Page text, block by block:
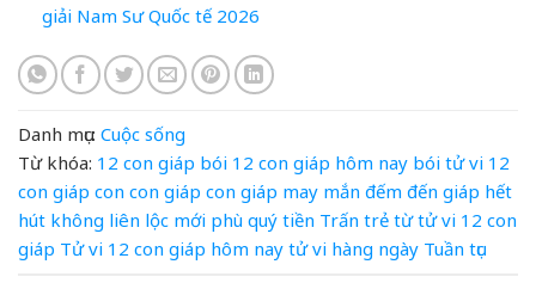
giải Nam Sư Quốc tế 2026
Danh mục: Cuộc sống
Từ khóa: 12 con giáp bói 12 con giáp hôm nay bói tử vi 12
con giáp con con giáp con giáp may mắn đếm đến giáp hết
hút không liên lộc mới phù quý tiền Trấn trẻ từ tử vi 12 con
giáp Tử vi 12 con giáp hôm nay tử vi hàng ngày Tuần tục